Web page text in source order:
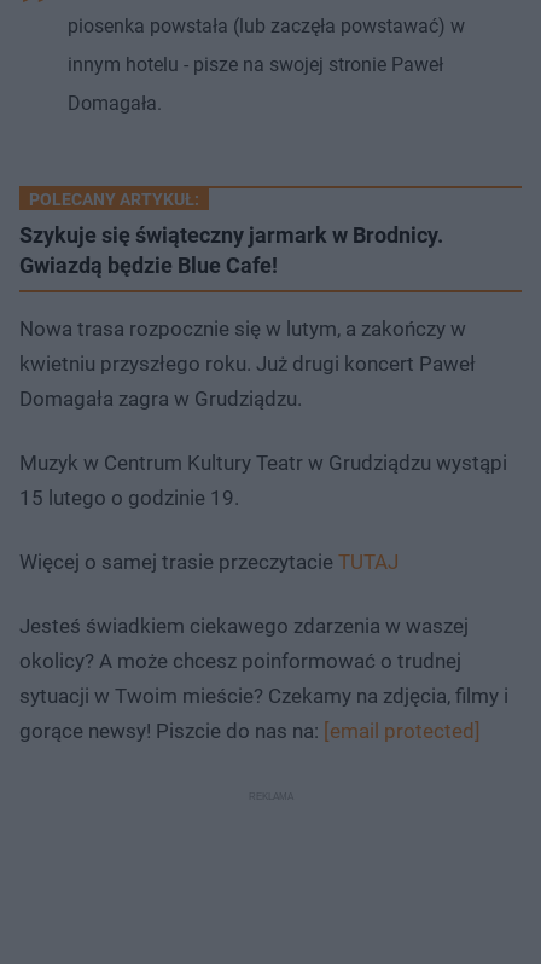
piosenka powstała (lub zaczęła powstawać) w
innym hotelu - pisze na swojej stronie Paweł
Domagała.
POLECANY ARTYKUŁ:
Szykuje się świąteczny jarmark w Brodnicy.
Gwiazdą będzie Blue Cafe!
Nowa trasa rozpocznie się w lutym, a zakończy w
kwietniu przyszłego roku. Już drugi koncert Paweł
Domagała zagra w Grudziądzu.
Muzyk w Centrum Kultury Teatr w Grudziądzu wystąpi
15 lutego o godzinie 19.
Więcej o samej trasie przeczytacie TUTAJ
Jesteś świadkiem ciekawego zdarzenia w waszej
okolicy? A może chcesz poinformować o trudnej
sytuacji w Twoim mieście? Czekamy na zdjęcia, filmy i
gorące newsy! Piszcie do nas na: [email protected]